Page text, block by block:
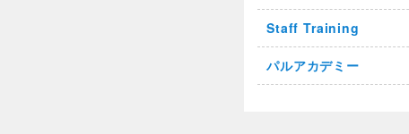
Staff Training
パルアカデミー